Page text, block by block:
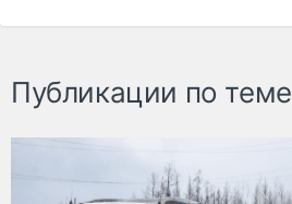
Публикации по теме